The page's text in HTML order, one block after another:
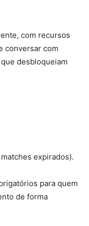
com recursos
conversar com
desbloqueiam
expirados).
para quem
de forma